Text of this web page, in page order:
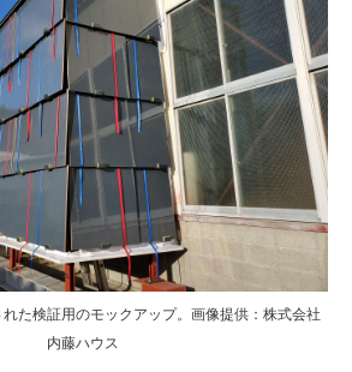
た検証用のモックアップ。画像提供：株式会社
内藤ハウス